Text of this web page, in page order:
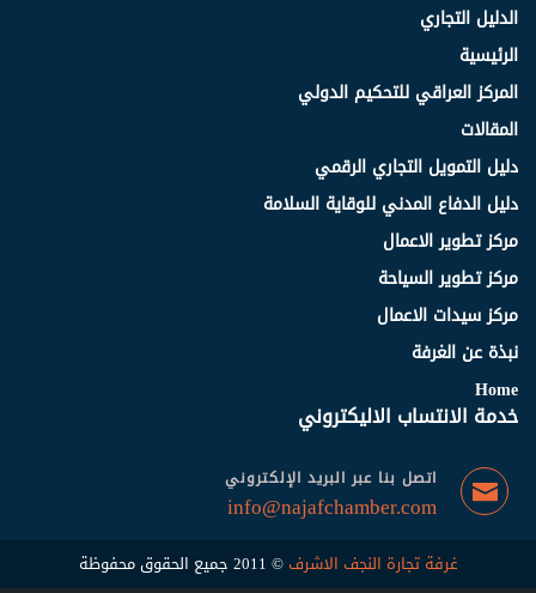
الدليل التجاري
الرئيسية
المركز العراقي للتحكيم الدولي
المقالات
دليل التمويل التجاري الرقمي
دليل الدفاع المدني للوقاية السلامة
مركز تطوير الاعمال
مركز تطوير السياحة
مركز سيدات الاعمال
نبذة عن الغرفة
Home
خدمة الانتساب الاليكتروني
اتصل بنا عبر البريد الإلكتروني
info@najafchamber.com
غرفة تجارة النجف الاشرف© 2011 جميع الحقوق محفوظة